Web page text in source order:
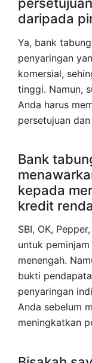
daripada
Ya, bank
penyaringan
komersial,
tinggi. Namun,
Anda harus
persetujuan
Bank
kepada
kredit
SBI, OK,
untuk
menengah.
bukti
penyaringan
Anda sebelum
meningkatkan